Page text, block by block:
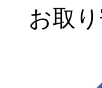
お取